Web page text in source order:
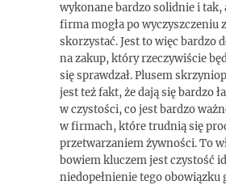
wykonane bardzo solidnie i tak,
firma mogła po wyczyszczeniu
skorzystać. Jest to więc bardzo
na zakup, który rzeczywiście
się sprawdzał. Plusem
jest też fakt, że dają się bardzo
w czystości, co jest bardzo
w firmach, które trudnią się
przetwarzaniem żywności. To
bowiem kluczem jest czystość
niedopełnienie tego obowiązku